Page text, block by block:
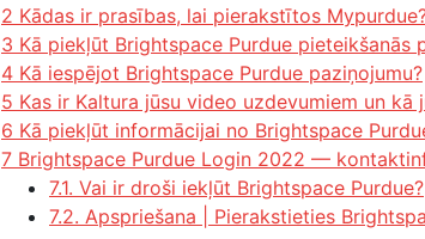
2 Kādas ir prasības, lai pierakstītos
3 Kā piekļūt Brightspace Purdue pieteikšanās
4 Kā iespējot Brightspace Purdue paziņojumu?
5 Kas ir Kaltura jūsu video uzdevumiem un kā
6 Kā piekļūt informācijai no Brightspace
7 Brightspace Purdue Login 2022 —
7.1. Vai ir droši iekļūt Brightspace Purdue?
7.2. Apspriešana | Pierakstieties